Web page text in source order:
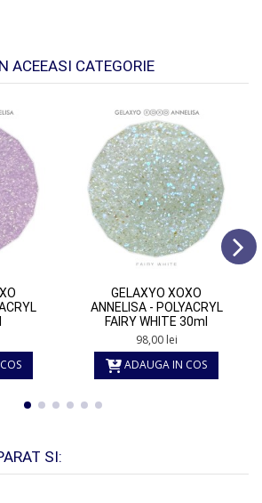
ACEEASI CATEGORIE
GELAXYO XOXO
ANNELISA - POLYACRYL
FAIRY WHITE 30ml
98,00 lei
ADAUGA IN COS
SI: